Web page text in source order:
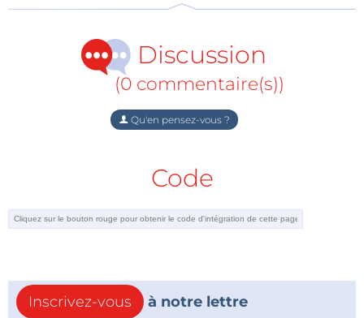
« normal » (WLAN/Ethernet). Certains observateurs
supplantera ZigBee et les autres protocoles
À la différence de ZigBee, Thread délivre une
certification rigoureuse garantissant la sécurité et
l’interopérabilité des produits portant le label Built on
Discussion
(0 commentaire(s))
Qu'en pensez-vous ?
Code
Inscrivez-vous
à notre lettre